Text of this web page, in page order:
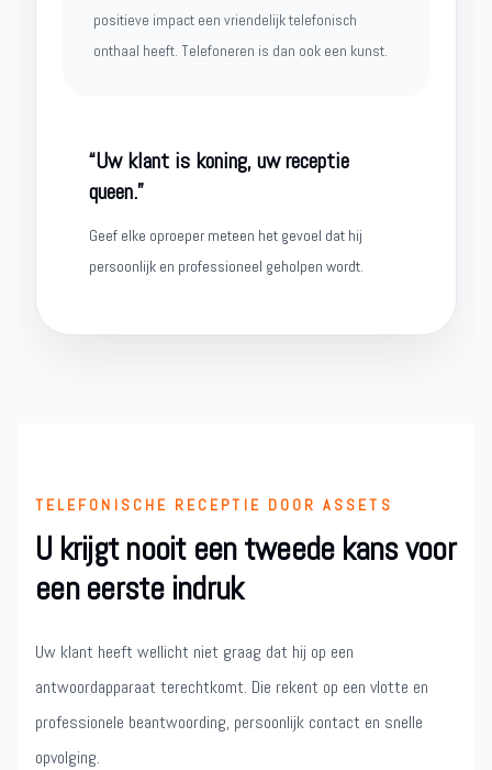
positieve impact een vriendelijk telefonisch
onthaal heeft. Telefoneren is dan ook een kunst.
“Uw klant is koning, uw receptie
queen.”
Geef elke oproeper meteen het gevoel dat hij
persoonlijk en professioneel geholpen wordt.
TELEFONISCHE RECEPTIE DOOR ASSETS
U krijgt nooit een tweede kans voor
een eerste indruk
Uw klant heeft wellicht niet graag dat hij op een
antwoordapparaat terechtkomt. Die rekent op een vlotte en
professionele beantwoording, persoonlijk contact en snelle
opvolging.